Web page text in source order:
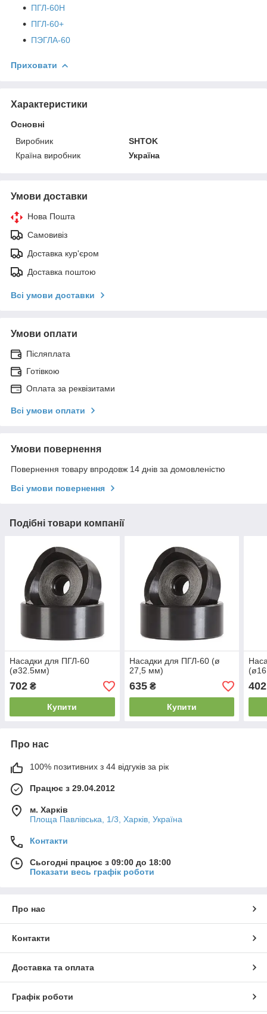
ПГЛ-60Н
ПГЛ-60+
ПЭГЛА-60
Приховати
Характеристики
Основні
Виробник
SHTOK
Країна виробник
Україна
Умови доставки
Нова Пошта
Самовивіз
Доставка кур'єром
Доставка поштою
Всі умови доставки
Умови оплати
Післяплата
Готівкою
Оплата за реквізитами
Всі умови оплати
Умови повернення
Повернення товару впродовж 14 днів за домовленістю
Всі умови повернення
Подібні товари компанії
Насадки для ПГЛ-60
(ø32.5мм)
702 ₴
Купити
Насадки для ПГЛ-60 (ø
27,5 мм)
635₴
Купити
402
Про нас
100% позитивних з 44 відгуків за рік
Працює з 29.04.2012
м. Харків
Площа Павлівська, 1/3, Харків, Україна
Контакти
Сьогодні працює з 09:00 до 18:00
Показати весь графік роботи
Про нас
Контакти
Доставка та оплата
Графік роботи